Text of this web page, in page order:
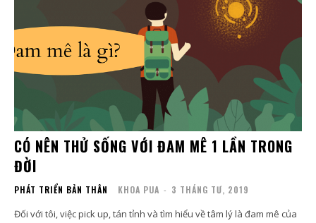
CÓ NÊN THỬ SỐNG VỚI ĐAM MÊ 1 LẦN TRONG
ĐỜI
PHÁT TRIỂN BẢN THÂN KHOA PUA - 3 THÁNG TƯ, 2019
Đối với tôi, việc pick up, tán tỉnh và tìm hiểu về tâm lý là đam mê của